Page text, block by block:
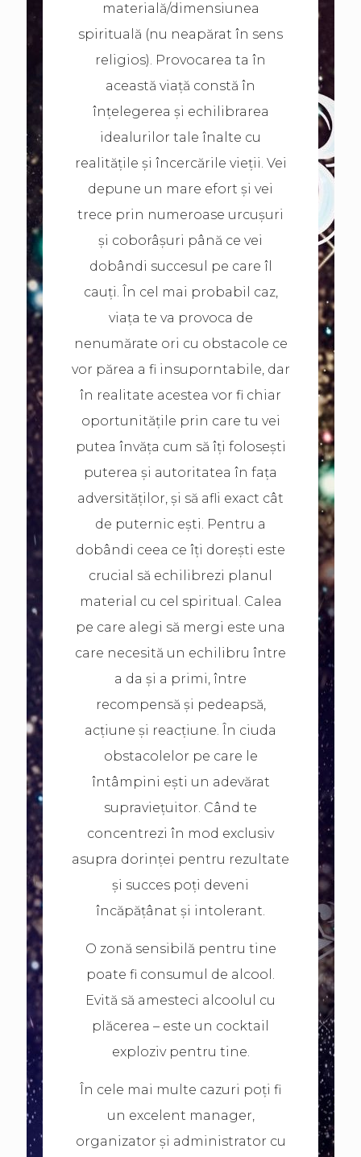
materială/dimensiunea
spirituală (nu neapărat în sens
religios). Provocarea ta în
această viață constă în
înțelegerea și echilibrarea
idealurilor tale înalte cu
realitățile și încercările vieții. Vei
depune un mare efort și vei
trece prin numeroase urcușuri
și coborâșuri până ce vei
dobândi succesul pe care îl
cauți. În cel mai probabil caz,
viața te va provoca de
nenumărate ori cu obstacole ce
vor părea a fi insuporntabile, dar
în realitate acestea vor fi chiar
oportunitățile prin care tu vei
putea învăța cum să îți folosești
puterea și autoritatea în fața
adversităților, și să afli exact cât
de puternic ești. Pentru a
dobândi ceea ce îți dorești este
crucial să echilibrezi planul
material cu cel spiritual. Calea
pe care alegi să mergi este una
care necesită un echilibru între
a da și a primi, între
recompensă și pedeapsă,
acțiune și reacțiune. În ciuda
obstacolelor pe care le
întâmpini ești un adevărat
supraviețuitor. Când te
concentrezi în mod exclusiv
asupra dorinței pentru rezultate
și succes poți deveni
încăpățânat și intolerant.
O zonă sensibilă pentru tine
poate fi consumul de alcool.
Evită să amesteci alcoolul cu
plăcerea – este un cocktail
exploziv pentru tine.
În cele mai multe cazuri poți fi
un excelent manager,
organizator și administrator cu